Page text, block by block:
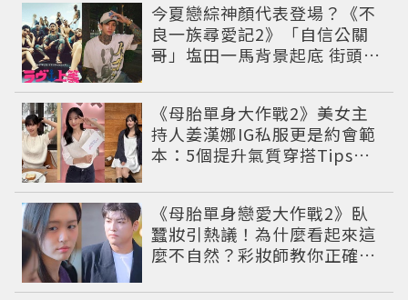
今夏戀綜神顏代表登場？《不
良一族尋愛記2》「自信公關
哥」塩田一馬背景起底 街頭辣
《母胎單身大作戰2》美女主
持人姜漢娜IG私服更是約會範
本：5個提升氣質穿搭Tips公
《母胎單身戀愛大作戰2》臥
蠶妝引熱議！為什麼看起來這
麼不自然？彩妝師教你正確畫